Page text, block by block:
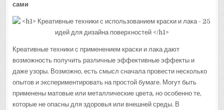
сами
Креативные техники с применением краски и лака дают
возможность получить различные эффективные эффекты и
даже узоры. Возможно, есть смысл сначала провести несколько
опытов и экспериментировать на простой бумаге. Могут быть
применены матовые или металлические цвета, но особенно те,
которые не опасны для здоровья или внешней среды. В